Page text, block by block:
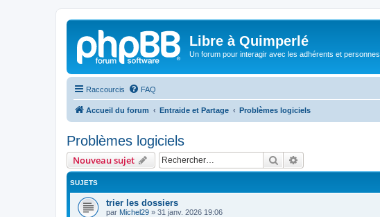
Libre à Quimperlé
Un forum pour interagir avec les adhérents et
Raccourcis FAQ
Accueil du forum Entraide et Partage Problèmes logiciels
Problèmes logiciels
Nouveau sujet Rechercher
SUJETS
trier les dossiers
par Michel29 » 31 janv. 2026 19:06